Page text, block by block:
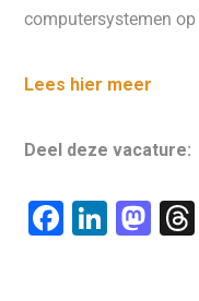
computersystemen
Lees hier meer
Deel deze vacature:
F
Li M